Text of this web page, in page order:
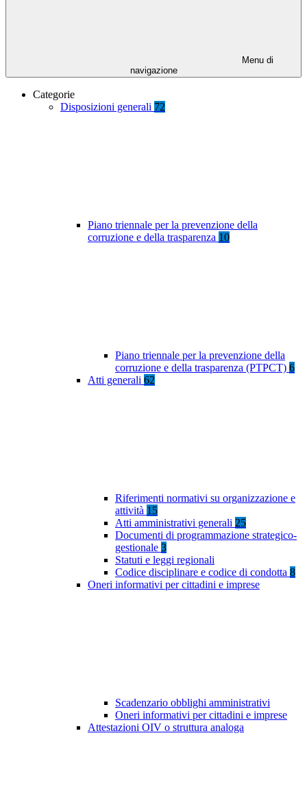
Menu di
navigazione
Categorie
Disposizioni generali 72
Piano triennale per la prevenzione della
corruzione e della trasparenza 10
Piano triennale per la prevenzione della
corruzione e della trasparenza (PTPCT) 6
Atti generali 62
Riferimenti normativi su organizzazione e
attività 15
Atti amministrativi generali 25
Documenti di programmazione strategico-
gestionale 3
Statuti e leggi regionali
Codice disciplinare e codice di condotta 8
Oneri informativi per cittadini e imprese
Scadenzario obblighi amministrativi
Oneri informativi per cittadini e imprese
Attestazioni OIV o struttura analoga